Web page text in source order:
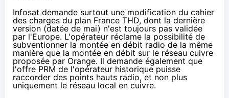
Infosat demande surtout une modification du cahier
des charges du plan France THD, dont la dernière
version (datée de mai) n'est toujours pas validée
par l'Europe. L'opérateur réclame la possibilité de
subventionner la montée en débit radio de la même
manière que la montée en débit sur le réseau cuivre
proposée par Orange. Il demande également que
l'offre PRM de l'opérateur historique puisse
raccorder des points hauts radio, et non plus
uniquement le réseau local en cuivre.